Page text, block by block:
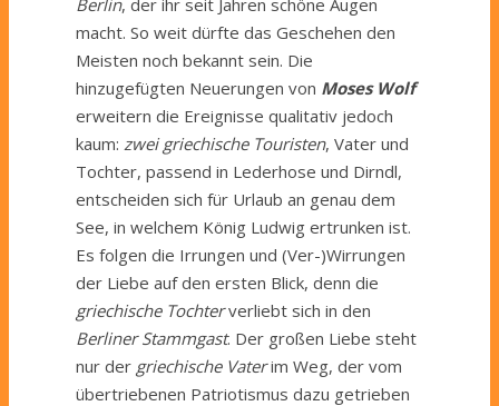
macht. So weit dürfte das Geschehen den
Meisten noch bekannt sein. Die
hinzugefügten Neuerungen von Moses Wolf
erweitern die Ereignisse qualitativ jedoch
kaum: zwei griechische Touristen, Vater und
Tochter, passend in Lederhose und Dirndl,
entscheiden sich für Urlaub an genau dem
See, in welchem König Ludwig ertrunken ist.
Es folgen die Irrungen und (Ver-)Wirrungen
der Liebe auf den ersten Blick, denn die
griechische Tochterverliebt sich in den
Berliner Stammgast. Der großen Liebe steht
nur der griechische Vaterim Weg, der vom
übertriebenen Patriotismus dazu getrieben